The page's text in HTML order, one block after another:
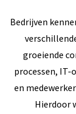
Bedrijven
groeiende
processen,
en
Hierdoor